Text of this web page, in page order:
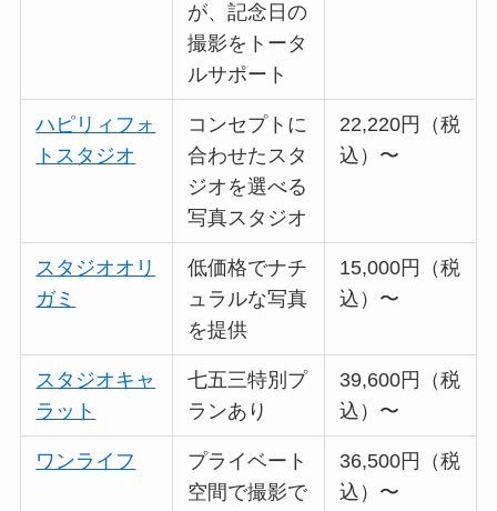
が、記念日の
撮影をトータ
ルサポート
ハピリィフォ
トスタジオ
コンセプトに
合わせたスタ
ジオを選べる
写真スタジオ
22,220円（税
込）〜
スタジオオリ
ガミ
低価格でナチ
ュラルな写真
を提供
15,000円（税
込）〜
スタジオキャ
ラット
七五三特別プ
ランあり
39,600円（税
込）〜
ワンライフ
プライベート
空間で撮影で
36,500円（税
込）〜